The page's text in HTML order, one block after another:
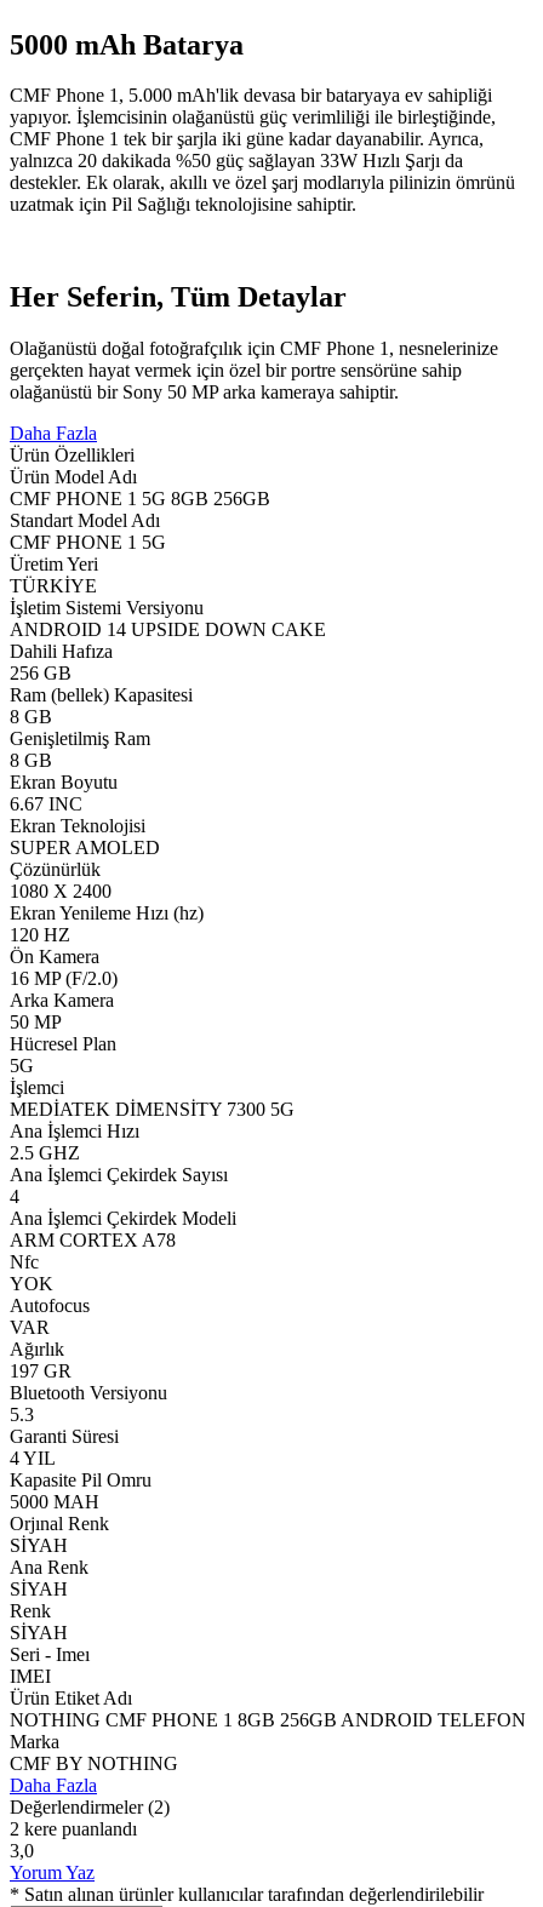
5000 mAh Batarya
CMF Phone 1, 5.000 mAh'lik devasa bir bataryaya ev sahipliği
yapıyor. İşlemcisinin olağanüstü güç verimliliği ile birleştiğinde,
CMF Phone 1 tek bir şarjla iki güne kadar dayanabilir. Ayrıca,
yalnızca 20 dakikada %50 güç sağlayan 33W Hızlı Şarjı da
destekler. Ek olarak, akıllı ve özel şarj modlarıyla pilinizin ömrünü
uzatmak için Pil Sağlığı teknolojisine sahiptir.
Her Seferin, Tüm Detaylar
Olağanüstü doğal fotoğrafçılık için CMF Phone 1, nesnelerinize
gerçekten hayat vermek için özel bir portre sensörüne sahip
olağanüstü bir Sony 50 MP arka kameraya sahiptir.
Daha Fazla
Ürün Özellikleri
Ürün Model Adı
CMF PHONE 1 5G 8GB 256GB
Standart Model Adı
CMF PHONE 1 5G
Üretim Yeri
TÜRKİYE
İşletim Sistemi Versiyonu
ANDROID 14 UPSIDE DOWN CAKE
Dahili Hafıza
256 GB
Ram (bellek) Kapasitesi
8 GB
Genişletilmiş Ram
8 GB
Ekran Boyutu
6.67 INC
Ekran Teknolojisi
SUPER AMOLED
Çözünürlük
1080 X 2400
Ekran Yenileme Hızı (hz)
120 HZ
Ön Kamera
16 MP (F/2.0)
Arka Kamera
50 MP
Hücresel Plan
5G
İşlemci
MEDİATEK DİMENSİTY 7300 5G
Ana İşlemci Hızı
2.5 GHZ
Ana İşlemci Çekirdek Sayısı
4
Ana İşlemci Çekirdek Modeli
ARM CORTEX A78
Nfc
YOK
Autofocus
VAR
Ağırlık
197 GR
Bluetooth Versiyonu
5.3
Garanti Süresi
4 YIL
Kapasite Pil Omru
5000 MAH
Orjınal Renk
SİYAH
Ana Renk
SİYAH
Renk
SİYAH
Seri - Imeı
IMEI
Ürün Etiket Adı
NOTHING CMF PHONE 1 8GB 256GB ANDROID TELEFON
Marka
CMF BY NOTHING
Daha Fazla
Değerlendirmeler (2)
2 kere puanlandı
3,0
Yorum Yaz
* Satın alınan ürünler kullanıcılar tarafından değerlendirilebilir